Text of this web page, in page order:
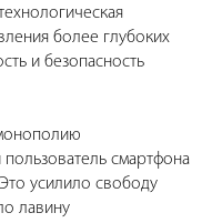
более глубоких
и безопасность
смартфона
усилило свободу
лавину